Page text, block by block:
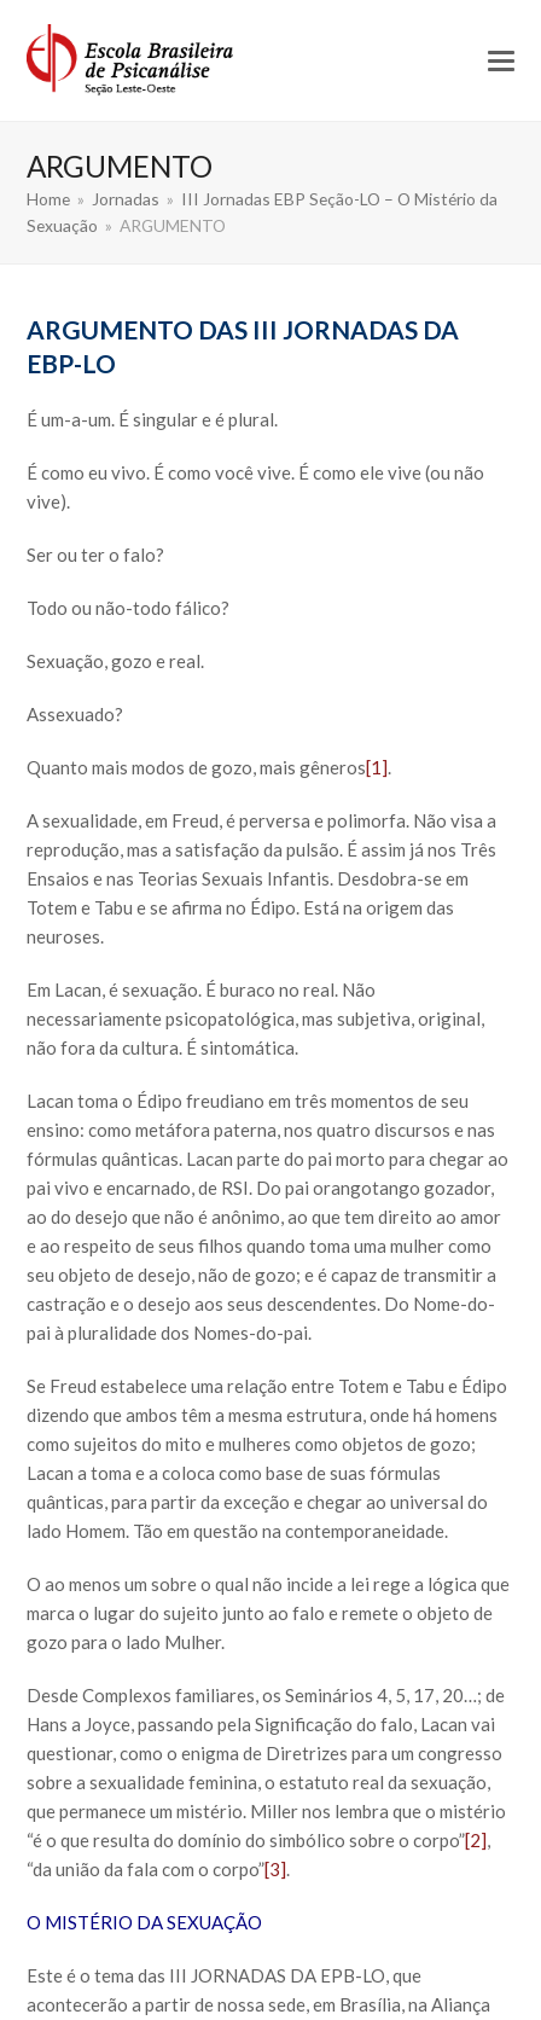
ARGUMENTO
Home » Jornadas » III Jornadas EBP Seção-LO – O Mistério da
Sexuação » ARGUMENTO
ARGUMENTO DAS III JORNADAS DA
EBP-LO
É um-a-um. É singular e é plural.
É como eu vivo. É como você vive. É como ele vive (ou não
vive).
Ser ou ter o falo?
Todo ou não-todo fálico?
Sexuação, gozo e real.
Assexuado?
Quanto mais modos de gozo, mais gêneros[1].
A sexualidade, em Freud, é perversa e polimorfa. Não visa a
reprodução, mas a satisfação da pulsão. É assim já nos Três
Ensaios e nas Teorias Sexuais Infantis. Desdobra-se em
Totem e Tabu e se afirma no Édipo. Está na origem das
neuroses.
Em Lacan, é sexuação. É buraco no real. Não
necessariamente psicopatológica, mas subjetiva, original,
não fora da cultura. É sintomática.
Lacan toma o Édipo freudiano em três momentos de seu
ensino: como metáfora paterna, nos quatro discursos e nas
fórmulas quânticas. Lacan parte do pai morto para chegar ao
pai vivo e encarnado, de RSI. Do pai orangotango gozador,
ao do desejo que não é anônimo, ao que tem direito ao amor
e ao respeito de seus filhos quando toma uma mulher como
seu objeto de desejo, não de gozo; e é capaz de transmitir a
castração e o desejo aos seus descendentes. Do Nome-do-
pai à pluralidade dos Nomes-do-pai.
Se Freud estabelece uma relação entre Totem e Tabu e Édipo
dizendo que ambos têm a mesma estrutura, onde há homens
como sujeitos do mito e mulheres como objetos de gozo;
Lacan a toma e a coloca como base de suas fórmulas
quânticas, para partir da exceção e chegar ao universal do
lado Homem. Tão em questão na contemporaneidade.
O ao menos um sobre o qual não incide a lei rege a lógica que
marca o lugar do sujeito junto ao falo e remete o objeto de
gozo para o lado Mulher.
Desde Complexos familiares, os Seminários 4, 5, 17, 20…; de
Hans a Joyce, passando pela Significação do falo, Lacan vai
questionar, como o enigma de Diretrizes para um congresso
sobre a sexualidade feminina, o estatuto real da sexuação,
que permanece um mistério. Miller nos lembra que o mistério
“é o que resulta do domínio do simbólico sobre o corpo”[2],
“da união da fala com o corpo”[3].
O MISTÉRIO DA SEXUAÇÃO
Este é o tema das III JORNADAS DA EPB-LO, que
acontecerão a partir de nossa sede, em Brasília, na Aliança